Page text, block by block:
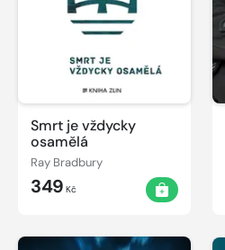
Smrt je vždycky
osamělá
Ray Bradbury
349 Kč